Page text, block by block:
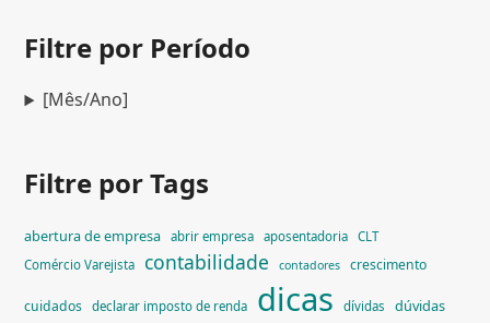
Filtre por Período
[Mês/Ano]
Filtre por Tags
abertura de empresa abrir empresa aposentadoria
CLT
Comércio Varejista
contabilidade contadores crescimento
cuidados declarar imposto de renda dicas dívidas dúvidas